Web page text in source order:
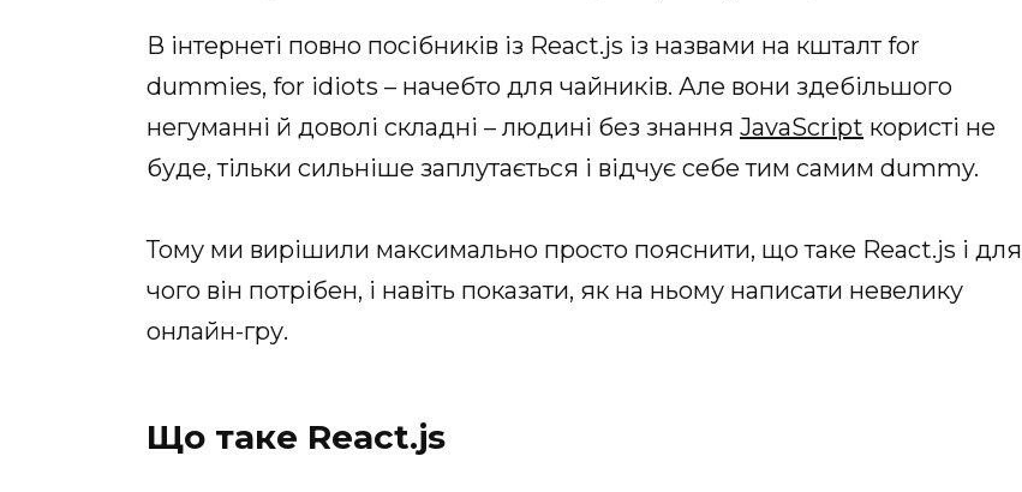
В інтернеті повно посібників із React.js із назвами на кшталт for
dummies, for idiots – начебто для чайників. Але вони здебільшого
негуманні й доволі складні – людині без знання JavaScript користі не
буде, тільки сильніше заплутається і відчує себе тим самим dummy.
Тому ми вирішили максимально просто пояснити, що таке React.js і для
чого він потрібен, і навіть показати, як на ньому написати невелику
онлайн-гру.
Що таке React.js